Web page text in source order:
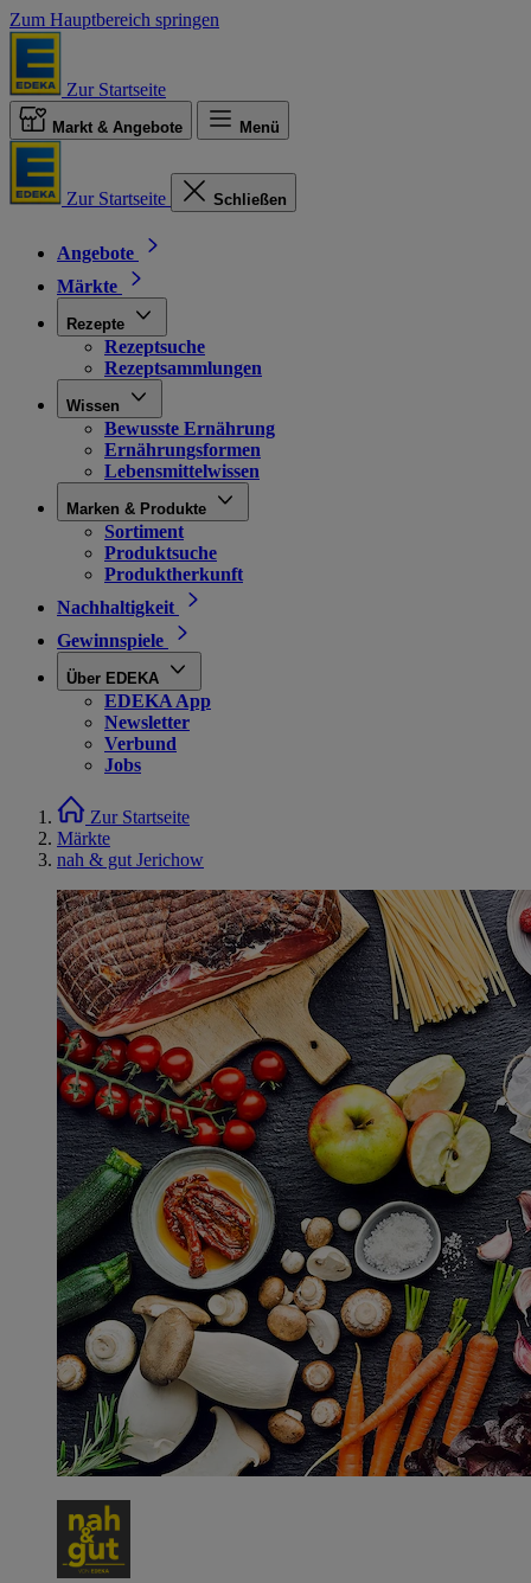
Zum Hauptbereich springen
Zur Startseite
Markt & Angebote Menü
Zur Startseite Schließen
Angebote
Märkte
Rezepte
Rezeptsuche
Rezeptsammlungen
Wissen
Bewusste Ernährung
Ernährungsformen
Lebensmittelwissen
Marken & Produkte
Sortiment
Produktsuche
Produktherkunft
Nachhaltigkeit
Gewinnspiele
Über EDEKA
EDEKA App
Newsletter
Verbund
Jobs
Zur Startseite
Märkte
nah & gut Jerichow